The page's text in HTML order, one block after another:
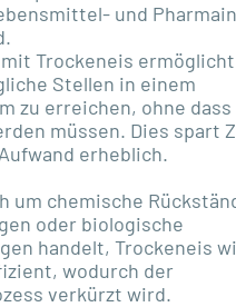
und
Trockeneis
Stellen in einem
zu erreichen, ohne
müssen. Dies spart
erheblich.
um chemische
oder biologische
handelt, Trockeneis
wodurch der
verkürzt wird.